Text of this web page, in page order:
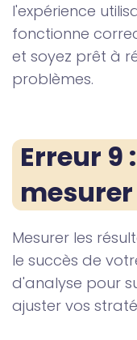
l'expérience
fonctionne
et soyez prêt à
problèmes.
Erreur 9
Mesurer les
le succès de
d'analyse pour
ajuster vos